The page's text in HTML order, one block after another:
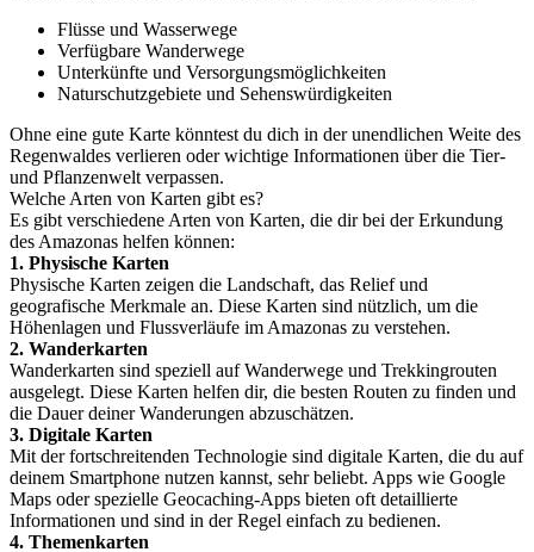
Flüsse und Wasserwege
Verfügbare Wanderwege
Unterkünfte und Versorgungsmöglichkeiten
Naturschutzgebiete und Sehenswürdigkeiten
Ohne eine gute Karte könntest du dich in der unendlichen Weite des
Regenwaldes verlieren oder wichtige Informationen über die Tier-
und Pflanzenwelt verpassen.
Welche Arten von Karten gibt es?
Es gibt verschiedene Arten von Karten, die dir bei der Erkundung
des Amazonas helfen können:
1. Physische Karten
Physische Karten zeigen die Landschaft, das Relief und
geografische Merkmale an. Diese Karten sind nützlich, um die
Höhenlagen und Flussverläufe im Amazonas zu verstehen.
2. Wanderkarten
Wanderkarten sind speziell auf Wanderwege und Trekkingrouten
ausgelegt. Diese Karten helfen dir, die besten Routen zu finden und
die Dauer deiner Wanderungen abzuschätzen.
3. Digitale Karten
Mit der fortschreitenden Technologie sind digitale Karten, die du auf
deinem Smartphone nutzen kannst, sehr beliebt. Apps wie Google
Maps oder spezielle Geocaching-Apps bieten oft detaillierte
Informationen und sind in der Regel einfach zu bedienen.
4. Themenkarten